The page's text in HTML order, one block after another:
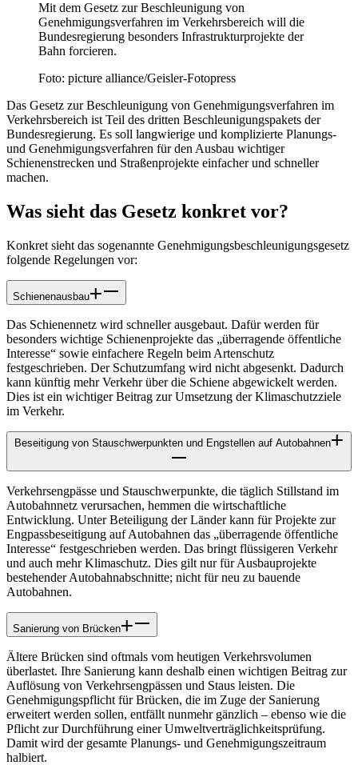
Mit dem Gesetz zur Beschleunigung von
Genehmigungsverfahren im Verkehrsbereich will die
Bundesregierung besonders Infrastrukturprojekte der
Bahn forcieren.
Foto: picture alliance/Geisler-Fotopress
Das Gesetz zur Beschleunigung von Genehmigungsverfahren im
Verkehrsbereich ist Teil des dritten Beschleunigungspakets der
Bundesregierung. Es soll langwierige und komplizierte Planungs-
und Genehmigungsverfahren für den Ausbau wichtiger
Schienenstrecken und Straßenprojekte einfacher und schneller
machen.
Was sieht das Gesetz konkret vor?
Konkret sieht das sogenannte Genehmigungsbeschleunigungsgesetz
folgende Regelungen vor:
Schienenausbau
Das Schienennetz wird schneller ausgebaut. Dafür werden für
besonders wichtige Schienenprojekte das „überragende öffentliche
Interesse“ sowie einfachere Regeln beim Artenschutz
festgeschrieben. Der Schutzumfang wird nicht abgesenkt. Dadurch
kann künftig mehr Verkehr über die Schiene abgewickelt werden.
Dies ist ein wichtiger Beitrag zur Umsetzung der Klimaschutzziele
im Verkehr.
Beseitigung von Stauschwerpunkten und Engstellen auf Autobahnen
Verkehrsengpässe und Stauschwerpunkte, die täglich Stillstand im
Autobahnnetz verursachen, hemmen die wirtschaftliche
Entwicklung. Unter Beteiligung der Länder kann für Projekte zur
Engpassbeseitigung auf Autobahnen das „überragende öffentliche
Interesse“ festgeschrieben werden. Das bringt flüssigeren Verkehr
und auch mehr Klimaschutz. Dies gilt nur für Ausbauprojekte
bestehender Autobahnabschnitte; nicht für neu zu bauende
Autobahnen.
Sanierung von Brücken
Ältere Brücken sind oftmals vom heutigen Verkehrsvolumen
überlastet. Ihre Sanierung kann deshalb einen wichtigen Beitrag zur
Auflösung von Verkehrsengpässen und Staus leisten. Die
Genehmigungspflicht für Brücken, die im Zuge der Sanierung
erweitert werden sollen, entfällt nunmehr gänzlich – ebenso wie die
Pflicht zur Durchführung einer Umweltverträglichkeitsprüfung.
Damit wird der gesamte Planungs- und Genehmigungszeitraum
halbiert.